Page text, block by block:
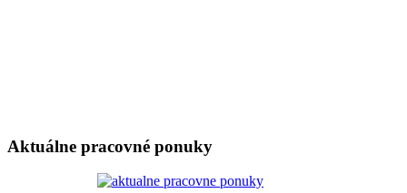
Aktuálne pracovné ponuky